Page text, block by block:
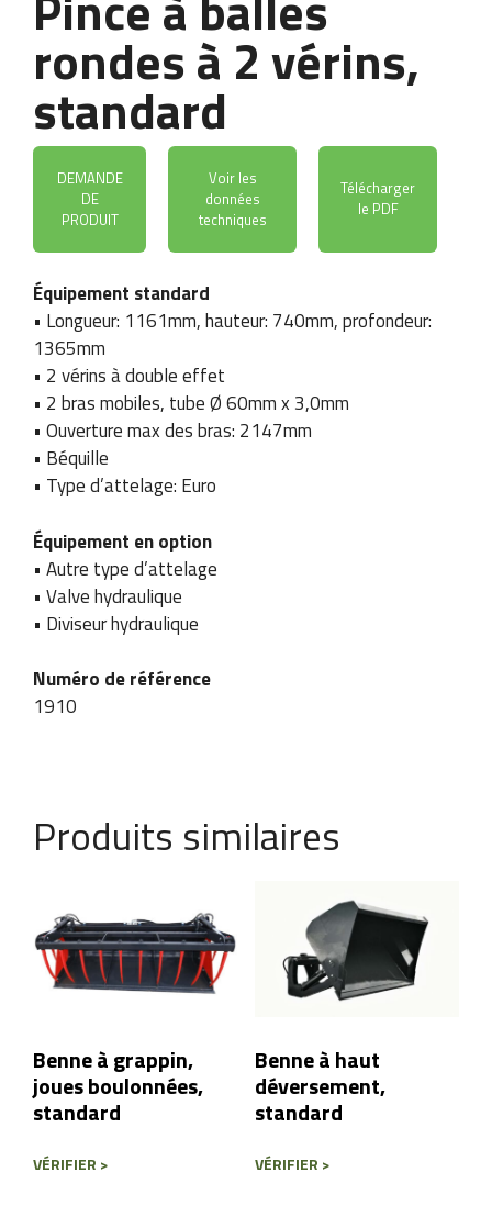
rondes à 2 vérins,
standard
DEMANDE
DE
PRODUIT
Voir les
données
techniques
Télécharger
le PDF
Entreprise / Nom et Numéro de téléphone
Pays E-mail*
Contenu du message
Équipement standard
• Longueur: 1161mm, hauteur: 740mm, profondeur:
1365mm
• 2 vérins à double effet
• 2 bras mobiles, tube Ø 60mm x 3,0mm
• Ouverture max des bras: 2147mm
• Béquille
• Type d’attelage: Euro
Équipement en option
• Autre type d’attelage
• Valve hydraulique
• Diviseur hydraulique
Numéro de référence
1910
Produits similaires
Benne à grappin,
joues boulonnées,
standard
VÉRIFIER >
Benne à haut
déversement,
standard
VÉRIFIER >